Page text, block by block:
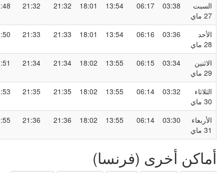
03:38
06:17
13:54
18:01
21:32
21:32
23:48
03:36
06:16
13:54
18:01
21:33
21:33
23:50
03:34
06:15
13:55
18:02
21:34
21:34
23:51
03:32
06:14
13:55
18:02
21:35
21:35
23:53
03:30
06:14
13:55
18:02
21:36
21:36
23:55
أخرى (فرنسا)